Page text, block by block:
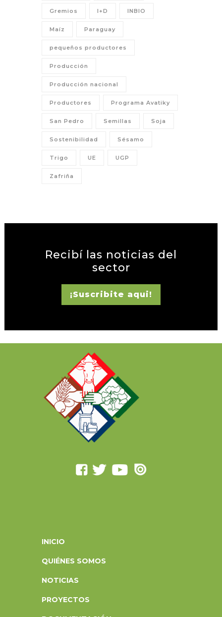
Gremios I+D INBIO
Maíz Paraguay
pequeños productores
Producción
Producción nacional
Productores Programa Avatiky
San Pedro Semillas Soja
Sostenibilidad Sésamo
Trigo UE UGP
Zafriña
Recibí las noticias del
sector
¡Suscribite aqui!
INICIO
QUIÉNES SOMOS
NOTICIAS
PROYECTOS